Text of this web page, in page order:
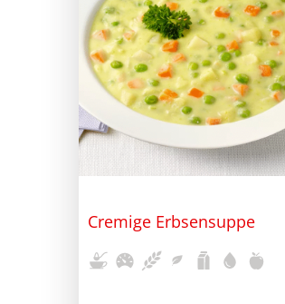
Cremige Erbsensuppe